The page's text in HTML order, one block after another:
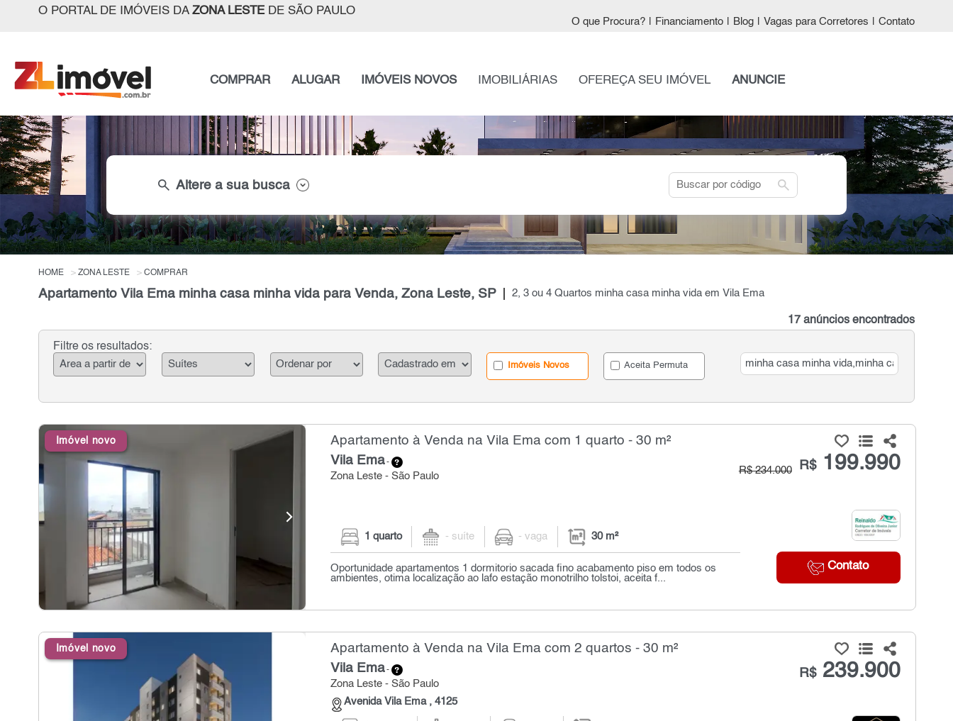
O PORTAL DE IMÓVEIS DA ZONA LESTEDE SÃO PAULO
O que Procura? Financiamento Blog Vagas para Corretores Contato
COMPRAR ALUGAR IMÓVEIS NOVOS IMOBILIÁRIAS OFEREÇA SEU IMÓVEL ANUNCIE
search Altere a sua busca search
HOME ZONA LESTE COMPRAR
Apartamento Vila Ema minha casa minha vida para Venda, Zona Leste, SP 2, 3 ou 4 Quartos minha casa minha vida em Vila Ema
17 anúncios encontrados
Filtre os resultados:
Imóveis Novos Aceita Permuta
Imóvel novo Apartamento à Venda na Vila Ema com 1 quarto - 30 m²
Vila Ema-
Zona Leste - São Paulo
R$199.990
R$ 234.000
Contato
1 quarto - suíte - vaga 30 m²
Oportunidade apartamentos 1 dormitorio sacada fino acabamento piso em todos os
ambientes, otima localização ao lafo estação monotrilho tolstoi, aceita f...
Imóvel novo Apartamento à Venda na Vila Ema com 2 quartos - 30 m²
Vila Ema-
Zona Leste - São Paulo
Avenida Vila Ema , 4125
R$239.900